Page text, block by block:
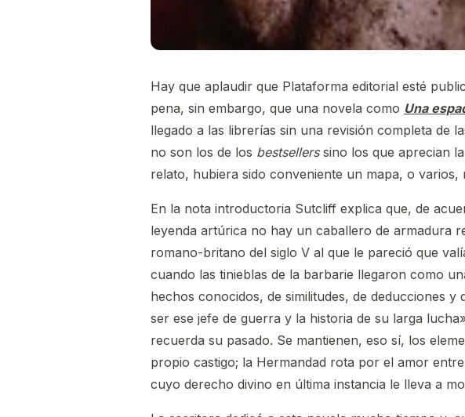
Hay que aplaudir que Plataforma editorial esté
pena, sin embargo, que una novela como Una
llegado a las librerías sin una revisión completa de
no son los de los bestsellerssino los que aprecian
relato, hubiera sido conveniente un mapa, o varios,
En la nota introductoria Sutcliff explica que, de
leyenda artúrica no hay un caballero de armadura
romano-britano del siglo V al que le pareció que
cuando las tinieblas de la barbarie llegaron como
hechos conocidos, de similitudes, de deducciones
ser ese jefe de guerra y la historia de su larga
recuerda su pasado. Se mantienen, eso sí, los
propio castigo; la Hermandad rota por el amor
cuyo derecho divino en última instancia le lleva a